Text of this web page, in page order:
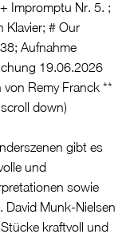
Impromptu Nr. 5. ;
Klavier; # Our
; Aufnahme
19.06.2026
von Remy Franck **
down)
gibt es
und
sowie
David Munk-Nielsen
kraftvoll und